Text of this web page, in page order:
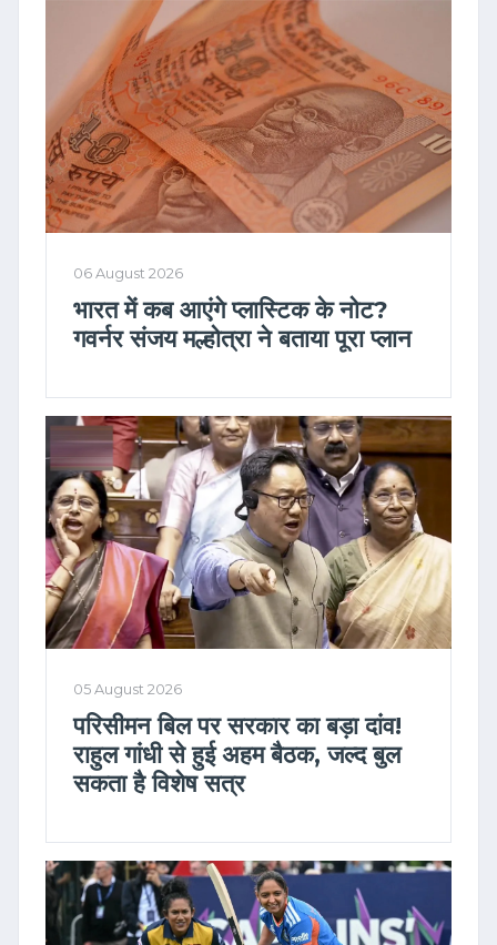
06 August 2026
भारत में कब आएंगे प्लास्टिक के नोट?
गवर्नर संजय मल्होत्रा ने बताया पूरा प्लान
05 August 2026
परिसीमन बिल पर सरकार का बड़ा दांव!
राहुल गांधी से हुई अहम बैठक, जल्द बुल
सकता है विशेष सत्र